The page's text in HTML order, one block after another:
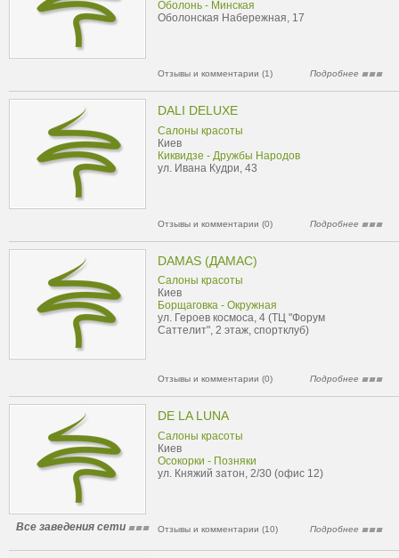
Оболонь - Минская
Оболонская Набережная, 17
Отзывы и комментарии (1) Подробнее
DALI DELUXE
Салоны красоты
Киев
Киквидзе - Дружбы Народов
ул. Ивана Кудри, 43
Отзывы и комментарии (0) Подробнее
DAMAS (ДАМАС)
Салоны красоты
Киев
Борщаговка - Окружная
ул. Героев космоса, 4 (ТЦ "Форум
Саттелит", 2 этаж, спортклуб)
Отзывы и комментарии (0) Подробнее
DE LA LUNA
Салоны красоты
Киев
Осокорки - Позняки
ул. Княжий затон, 2/30 (офис 12)
Все заведения сети Отзывы и комментарии (10) Подробнее